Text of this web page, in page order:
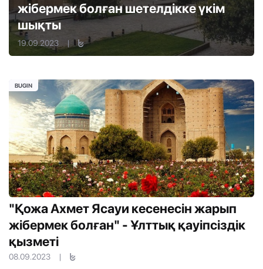
жібермек болған шетелдікке үкім
шықты
19.09.2023 |
"Қожа Ахмет Ясауи кесенесін жарып
жібермек болған" - Ұлттық қауіпсіздік
қызметі
08.09.2023 |
BUGIN